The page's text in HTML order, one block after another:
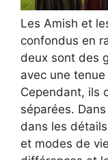
Les Amish et
confondus en
deux sont des
avec une
Cependant, ils
séparées.
dans les
et modes de